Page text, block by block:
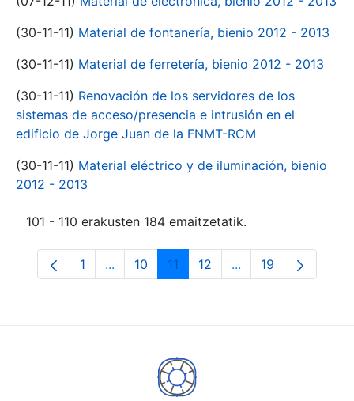
(30-11-11) Material de fontanería, bienio 2012 - 2013
(30-11-11) Material de ferretería, bienio 2012 - 2013
(30-11-11) Renovación de los servidores de los
sistemas de acceso/presencia e intrusión en el
edificio de Jorge Juan de la FNMT-RCM
(30-11-11) Material eléctrico y de iluminación, bienio
2012 - 2013
101 - 110 erakusten 184 emaitzetatik.
Orrialdea
1 ...Intermediate Pages Use TAB to navigate.
Orrialdea
10 Orrialdea
11 Orrialdea
12 ...Intermediate
Orrialdea
19